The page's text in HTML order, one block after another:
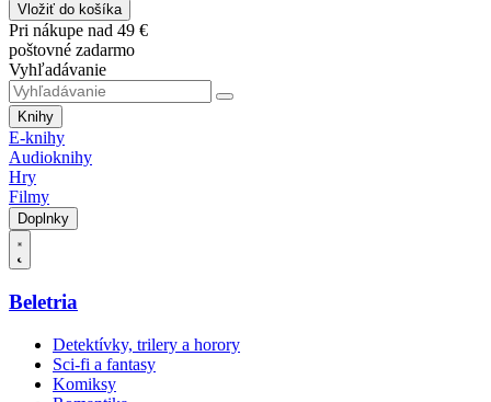
Vložiť do košíka
Pri nákupe nad 49 €
poštovné zadarmo
Vyhľadávanie
Knihy
E-knihy
Audioknihy
Hry
Filmy
Doplnky
Beletria
Detektívky, trilery a horory
Sci-fi a fantasy
Komiksy